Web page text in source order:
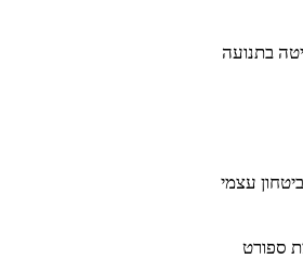
בתנועה
עצמי
ספורט